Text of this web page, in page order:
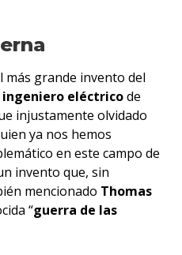
grande invento del
eléctricode
injustamente olvidado
ya nos hemos
en este campo de
invento que, sin
mencionado Thomas
“guerra de las